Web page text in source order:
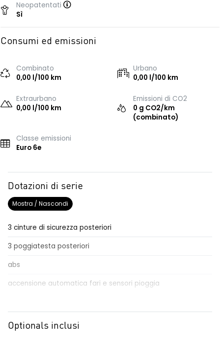
Neopatentati
Sì
Consumi ed emissioni
Combinato
0,00 l/100 km
Urbano
0,00 l/100 km
Extraurbano
0,00 l/100 km
Emissioni di CO2
0 g CO2/km
(combinato)
Classe emissioni
Euro 6e
Dotazioni di serie
Mostra / Nascondi
3 cinture di sicurezza posteriori
3 poggiatesta posteriori
abs
accensione automatica fari e sensori pioggia
airbag frontale conducente e passeggero
Optionals inclusi